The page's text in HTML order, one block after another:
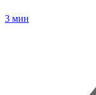
3 мин